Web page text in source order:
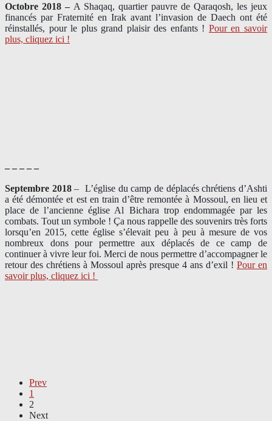
Octobre 2018 – A Shaqaq, quartier pauvre de Qaraqosh, les jeux
financés par Fraternité en Irak​ avant l’invasion de Daech ont été
réinstallés, pour le plus grand plaisir des enfants ! Pour en savoir
plus, cliquez ici !
– – – – –
Septembre 2018– L’église du camp de déplacés chrétiens d’Ashti
a été démontée et est en train d’être remontée à Mossoul, en lieu et
place de l’ancienne église Al Bichara trop endommagée par les
combats. Tout un symbole ! Ça nous rappelle des souvenirs très forts
lorsqu’en 2015, cette église s’élevait peu à peu à mesure de vos
nombreux dons pour permettre aux déplacés de ce camp de
continuer à vivre leur foi. Merci de nous permettre d’accompagner le
retour des chrétiens à Mossoul après presque 4 ans d’exil ! Pour en
savoir plus, cliquez ici !
Prev
1
2
Next